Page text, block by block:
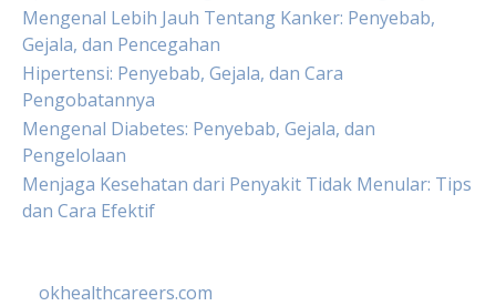
Mengenal Lebih Jauh Tentang Kanker: Penyebab,
Gejala, dan Pencegahan
Hipertensi: Penyebab, Gejala, dan Cara
Pengobatannya
Mengenal Diabetes: Penyebab, Gejala, dan
Pengelolaan
Menjaga Kesehatan dari Penyakit Tidak Menular: Tips
dan Cara Efektif
okhealthcareers.com